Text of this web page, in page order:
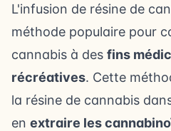
L'infusion de résine de
méthode populaire pour
cannabis à des fins
récréatives. Cette
la résine de cannabis
en extraire les